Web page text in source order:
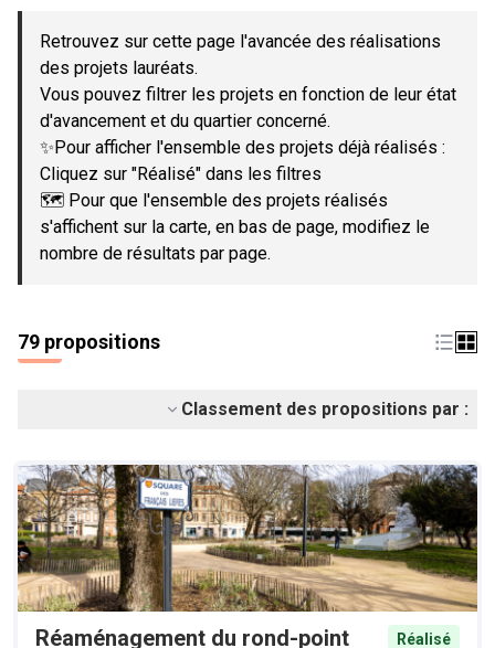
−
Retrouvez sur cette page l'avancée des réalisations
des projets lauréats.
Vous pouvez filtrer les projets en fonction de leur état
d'avancement et du quartier concerné.
✨Pour afficher l'ensemble des projets déjà réalisés :
Cliquez sur "Réalisé" dans les filtres
🗺️ Pour que l'ensemble des projets réalisés
s'affichent sur la carte, en bas de page, modifiez le
nombre de résultats par page.
79 propositions
Classement des propositions par :
Réaménagement du rond-point
Réalisé